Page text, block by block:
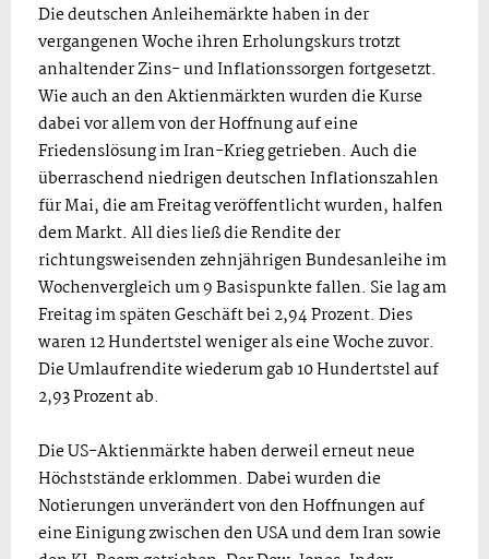
Die deutschen Anleihemärkte haben in der
vergangenen Woche ihren Erholungskurs trotzt
anhaltender Zins- und Inflationssorgen fortgesetzt.
Wie auch an den Aktienmärkten wurden die Kurse
dabei vor allem von der Hoffnung auf eine
Friedenslösung im Iran-Krieg getrieben. Auch die
überraschend niedrigen deutschen Inflationszahlen
für Mai, die am Freitag veröffentlicht wurden, halfen
dem Markt. All dies ließ die Rendite der
richtungsweisenden zehnjährigen Bundesanleihe im
Wochenvergleich um 9 Basispunkte fallen. Sie lag am
Freitag im späten Geschäft bei 2,94 Prozent. Dies
waren 12 Hundertstel weniger als eine Woche zuvor.
Die Umlaufrendite wiederum gab 10 Hundertstel auf
2,93 Prozent ab.
Die US-Aktienmärkte haben derweil erneut neue
Höchststände erklommen. Dabei wurden die
Notierungen unverändert von den Hoffnungen auf
eine Einigung zwischen den USA und dem Iran sowie